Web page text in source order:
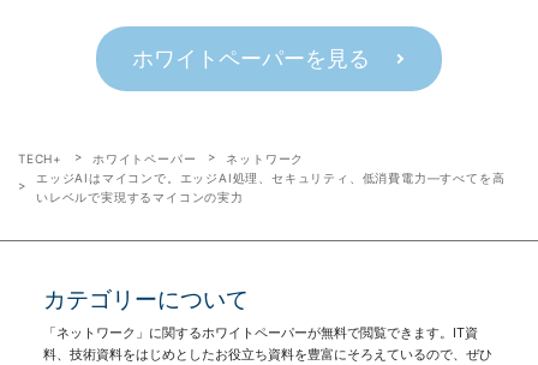
ホワイトペーパーを見る
TECH+ ホワイトペーパー
ネットワーク
エッジAIはマイコンで。エッジAI処理、セキュリティ、低消費電力―すべてを高
いレベルで実現するマイコンの実力
カテゴリーについて
「ネットワーク」に関するホワイトペーパーが無料で閲覧できます。IT資
料、技術資料をはじめとしたお役立ち資料を豊富にそろえているので、ぜひ